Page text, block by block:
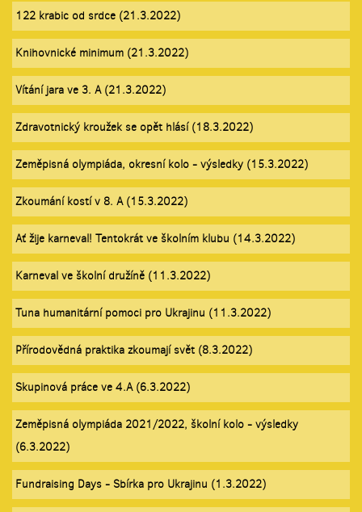
122 krabic od srdce (21.3.2022)
Knihovnické minimum (21.3.2022)
Vítání jara ve 3. A (21.3.2022)
Zdravotnický kroužek se opět hlásí (18.3.2022)
Zeměpisná olympiáda, okresní kolo - výsledky (15.3.2022)
Zkoumání kostí v 8. A (15.3.2022)
Ať žije karneval! Tentokrát ve školním klubu (14.3.2022)
Karneval ve školní družíně (11.3.2022)
Tuna humanitární pomoci pro Ukrajinu (11.3.2022)
Přírodovědná praktika zkoumají svět (8.3.2022)
Skupinová práce ve 4.A (6.3.2022)
Zeměpisná olympiáda 2021/2022, školní kolo - výsledky
(6.3.2022)
Fundraising Days - Sbírka pro Ukrajinu (1.3.2022)